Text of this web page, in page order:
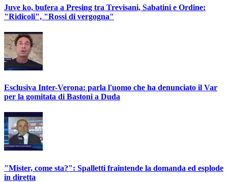
Juve ko, bufera a Presing tra Trevisani, Sabatini e Ordine:
"Ridicoli", "Rossi di vergogna"
Esclusiva Inter-Verona: parla l'uomo che ha denunciato il Var
per la gomitata di Bastoni a Duda
"Mister, come sta?": Spalletti fraintende la domanda ed esplode
in diretta